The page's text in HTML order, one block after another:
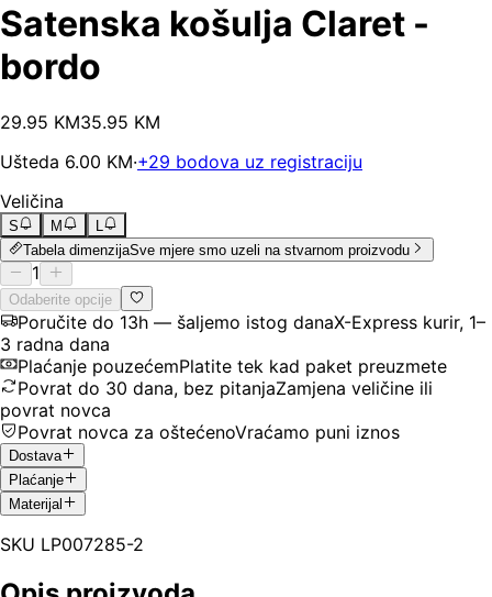
Satenska košulja Claret -
bordo
29.95 KM35.95 KM
Ušteda 6.00 KM·+29 bodova uz registraciju
Veličina
S M
L
Tabela dimenzijaSve mjere smo uzeli na stvarnom proizvodu
1
Odaberite opcije
Poručite do 13h — šaljemo istog danaX-Express kurir, 1–
3 radna dana
Plaćanje pouzećemPlatite tek kad paket preuzmete
Povrat do 30 dana, bez pitanjaZamjena veličine ili
povrat novca
Povrat novca za oštećenoVraćamo puni iznos
Dostava
Plaćanje
Materijal
SKU LP007285-2